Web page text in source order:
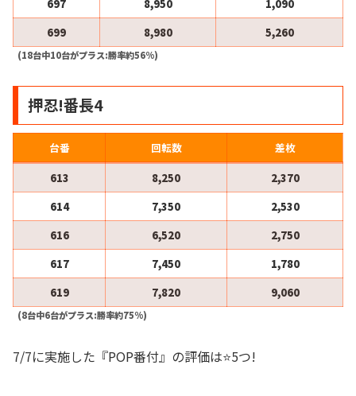
697
8,950
1,090
699
8,980 5,260
(18台中10台がプラス:勝率約56%)
押忍!番長4
台番 回転数
差枚
613
8,250
2,370
614
7,350
2,530
616
6,520
2,750
617
7,450
1,780
619
7,820 9,060
(8台中6台がプラス:勝率約75%)
7/7に実施した『POP番付』の評価は⭐️5つ!